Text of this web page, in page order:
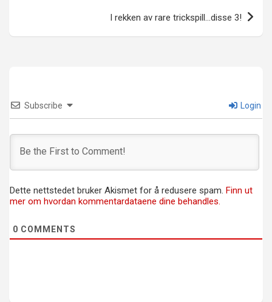
I rekken av rare trickspill…disse 3!
Subscribe Login
Dette nettstedet bruker Akismet for å redusere spam. Finn ut
mer om hvordan kommentardataene dine behandles.
0 COMMENTS